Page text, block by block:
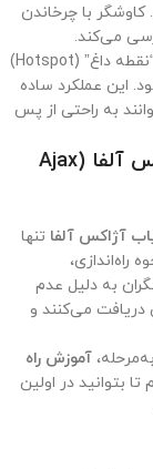
با چرخاندن
می‌کند.
تنها در نقطه‌ای که نرم‌افزار به عنوان “نقطه داغ” (Hotspot)
این عملکرد ساده
به راحتی از پس
آموزش گام‌به‌گام راه‌اندازی فلزیاب آژاکس آلفا (Ajax
آژاکس آلفا تنها
به دلیل عدم
دریافت می‌کنند و
آموزش راه
بتوانید در اولین